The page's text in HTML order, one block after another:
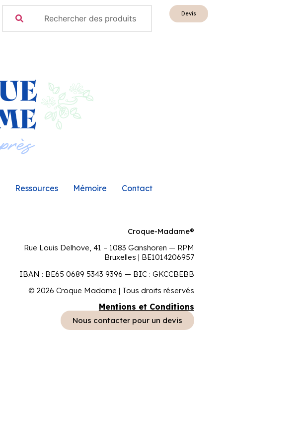
Devis
Ressources Mémoire Contact
Croque-Madame®
Rue Louis Delhove, 41 – 1083 Ganshoren — RPM
Bruxelles | BE1014206957
IBAN : BE65 0689 5343 9396 — BIC : GKCCBEBB
© 2026 Croque Madame | Tous droits réservés
Mentions et Conditions
Nous contacter pour un devis